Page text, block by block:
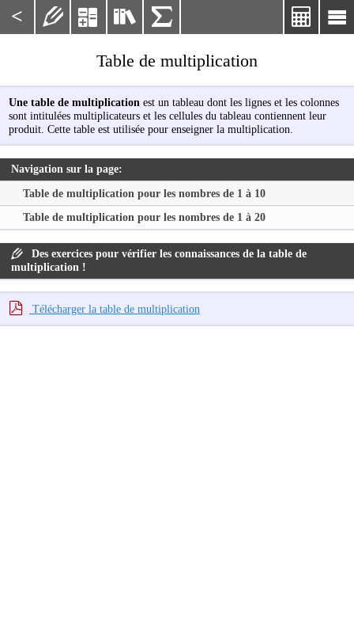
< 

   
Table de multiplication
Une table de multiplication est un tableau dont les lignes et les colonnes
sont intitulées multiplicateurs et les cellules du tableau contiennent leur
produit. Cette table est utilisée pour enseigner la multiplication.
Navigation sur la page:
Table de multiplication pour les nombres de 1 à 10
Table de multiplication pour les nombres de 1 à 20
Des exercices pour vérifier les connaissances de la table de
multiplication !
Télécharger la table de multiplication